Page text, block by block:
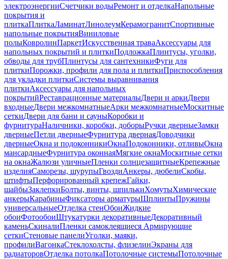
электроэнергииСчетчики водыРемонт и отделкаНапольные
покрытия и
плиткаПлиткаЛаминатЛинолеумКерамогранитСпортивные
напольные покрытияВиниловые
полыКовролинПаркетИскусственная траваАксессуары для
напольных покрытий и плиткиПодложкаПлинтусы, уголки,
обводы для трубПлинтусы для сантехникиФуги для
плиткиПорожки, профили для пола и плиткиПриспособления
для укладки плиткиСистемы выравнивания
плиткиАксессуары для напольных
покрытийРеставрационные материалыДвери и аркиДвери
входныеДвери межкомнатныеАрки межкомнатныеМоскитные
сеткиДвери для бани и сауныКоробки и
фурнитураНаличники, коробки, доборыРучки дверныеЗамки
дверныеПетли дверныеФурнитура двернаяДоводчики
дверныеОкна и подоконникиОкнаПодоконники, отливыОкна
мансардныеФурнитура оконнаяМягкие окнаМоскитные сетки
на окнаЖалюзи уличныеПленки солнцезащитныеКрепежные
изделияСаморезы, шурупыГвоздиАнкеры, дюбелиСкобы,
штифтыПерфорированный крепежГайки,
шайбыЗаклепкиБолты, винты, шпилькиХомутыХимические
анкерыКарабиныФиксаторы арматурыШплинтыПружины
универсальныеОтделка стенОбоиЖидкие
обоиФотообоиШтукатурки декоративныеДекоративный
каменьСкиналиПленки самоклеящиеся Армирующие
сеткиСтеновые панелиУголки, маяки,
профилиВагонкаСтеклохолсты, флизелинЭкраны для
радиаторовОтделка потолкаПотолочные системыПотолочные